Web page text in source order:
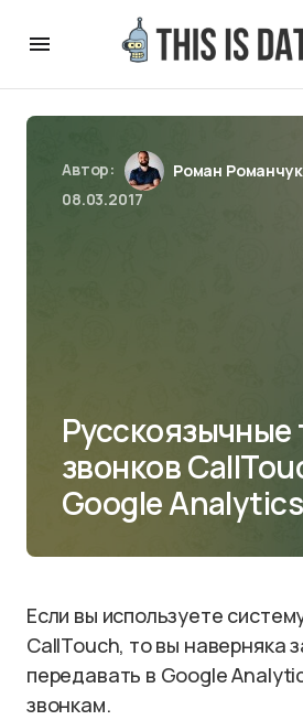
Автор:
Роман Романчук
08.03.2017
Русскоязычные
звонков
Google Analytics
Если вы используете
CallTouch, то вы наверняка
передавать в Google
звонкам.